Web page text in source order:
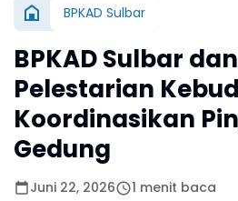
BPKAD Sulbar
BPKAD Sulbar
Pelestarian
Koordinasikan
Gedung
Juni 22, 2026 1 menit baca